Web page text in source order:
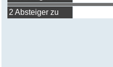
2 Absteiger zu